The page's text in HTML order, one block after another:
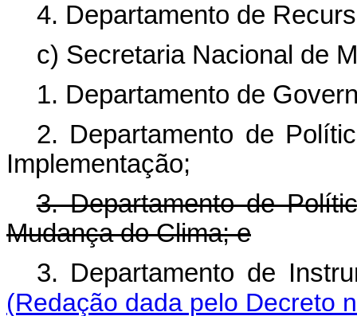
4. Departamento de
c) Secretaria Nacional de
1. Departamento de
2. Departamento de
Implementação;
3. Departamento de
Mudança do Clima; e
3. Departamento de
(Redação dada pelo Decreto